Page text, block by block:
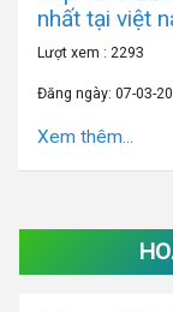
nhất tại việt
Lượt xem : 2293
Đăng ngày: 07-03-
Xem thêm...